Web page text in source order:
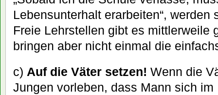
Lebensunterhalt erarbeiten“,
Freie Lehrstellen gibt es mittlerweile
bringen aber nicht einmal die
c) Auf die Väter setzen! Wenn die
Jungen vorleben, dass Mann sich im